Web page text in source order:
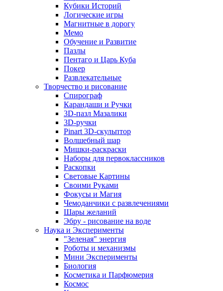
Кубики Историй
Логические игры
Магнитные в дорогу
Мемо
Обучение и Развитие
Пазлы
Пентаго и Царь Куба
Покер
Развлекательные
Творчество и рисование
Спирограф
Карандаши и Ручки
3D-пазл Мазалики
3D-ручки
Pinart 3D-скульптор
Волшебный шар
Мишки-раскраски
Наборы для первоклассников
Раскопки
Световые Картины
Своими Руками
Фокусы и Магия
Чемоданчики с развлечениями
Шары желаний
Эбру - рисование на воде
Наука и Эксперименты
"Зеленая" энергия
Роботы и механизмы
Мини Эксперименты
Биология
Косметика и Парфюмерия
Космос